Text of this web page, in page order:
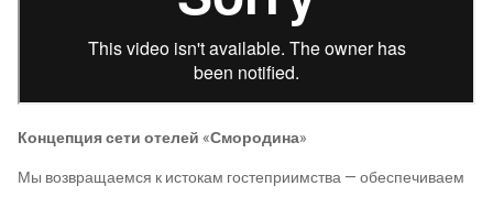
Концепция сети отелей «Смородина»
Мы возвращаемся к истокам гостеприимства — обеспечиваем